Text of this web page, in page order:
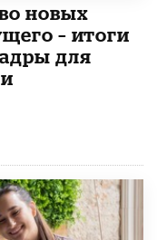
новых
– итоги
для